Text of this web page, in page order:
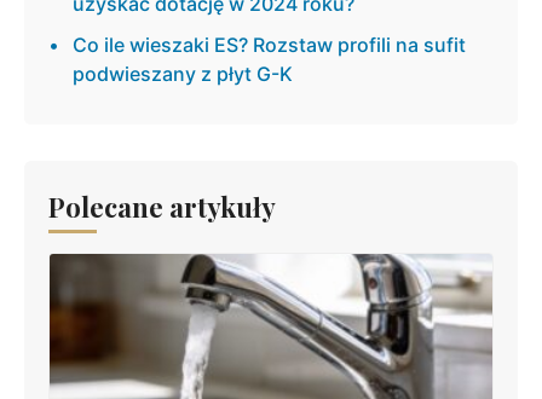
Co ile wieszaki ES? Rozstaw profili na sufit
podwieszany z płyt G-K
Polecane artykuły